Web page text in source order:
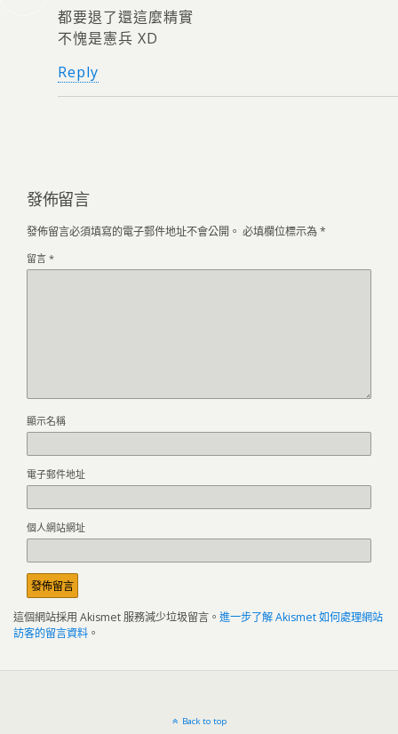
都要退了還這麼精實
不愧是憲兵 XD
Reply
發佈留言
發佈留言必須填寫的電子郵件地址不會公開。 必填欄位標示為*
留言 *
顯示名稱
電子郵件地址
個人網站網址
這個網站採用 Akismet 服務減少垃圾留言。 進一步了解 Akismet 如何處理網站
訪客的留言資料 。
Back to top